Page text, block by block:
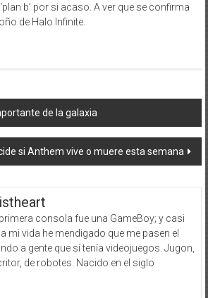
b’ por si acaso. A ver que se confirma
de Halo Infinite.
de la galaxia
si Anthem vive o muere esta semana
consola fue una GameBoy; y casi
mi vida he mendigado que me pasen el
a gente que sí tenía videojuegos. Jugon,
de robotes. Nacido en el siglo